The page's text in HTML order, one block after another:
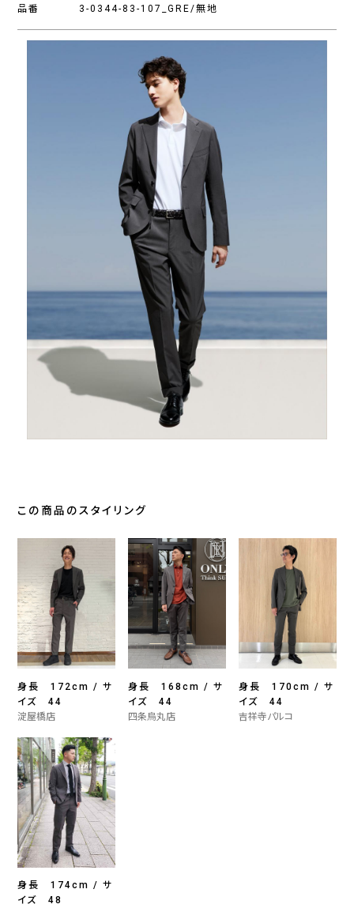
品番 3-0344-83-107_GRE/無地
この商品のスタイリング
身長 172cm / サ
イズ 44
淀屋橋店
身長 168cm / サ
イズ 44
四条烏丸店
身長 170cm / サ
イズ 44
吉祥寺パルコ
身長 174cm / サ
イズ 48